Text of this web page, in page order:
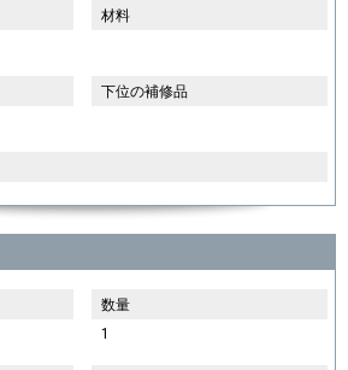
材料
下位の補修品
数量
1